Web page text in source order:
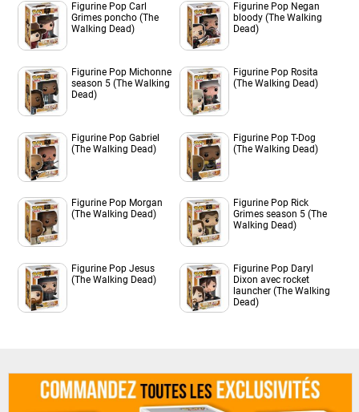
Figurine Pop Carl
Grimes poncho (The
Walking Dead)
Figurine Pop Negan
bloody (The Walking
Dead)
Figurine Pop Michonne
season 5 (The Walking
Dead)
Figurine Pop Rosita
(The Walking Dead)
Figurine Pop Gabriel
(The Walking Dead)
Figurine Pop T-Dog
(The Walking Dead)
Figurine Pop Morgan
(The Walking Dead)
Figurine Pop Rick
Grimes season 5 (The
Walking Dead)
Figurine Pop Jesus
(The Walking Dead)
Figurine Pop Daryl
Dixon avec rocket
launcher (The Walking
Dead)